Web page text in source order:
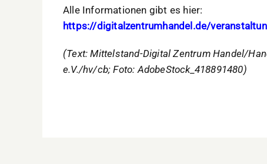
Alle Informationen gibt es hier:
https://digitalzentrumhandel.de/
(Text: Mittelstand-Digital Zentrum Handel/
e.V./hv/cb; Foto: AdobeStock_418891480)